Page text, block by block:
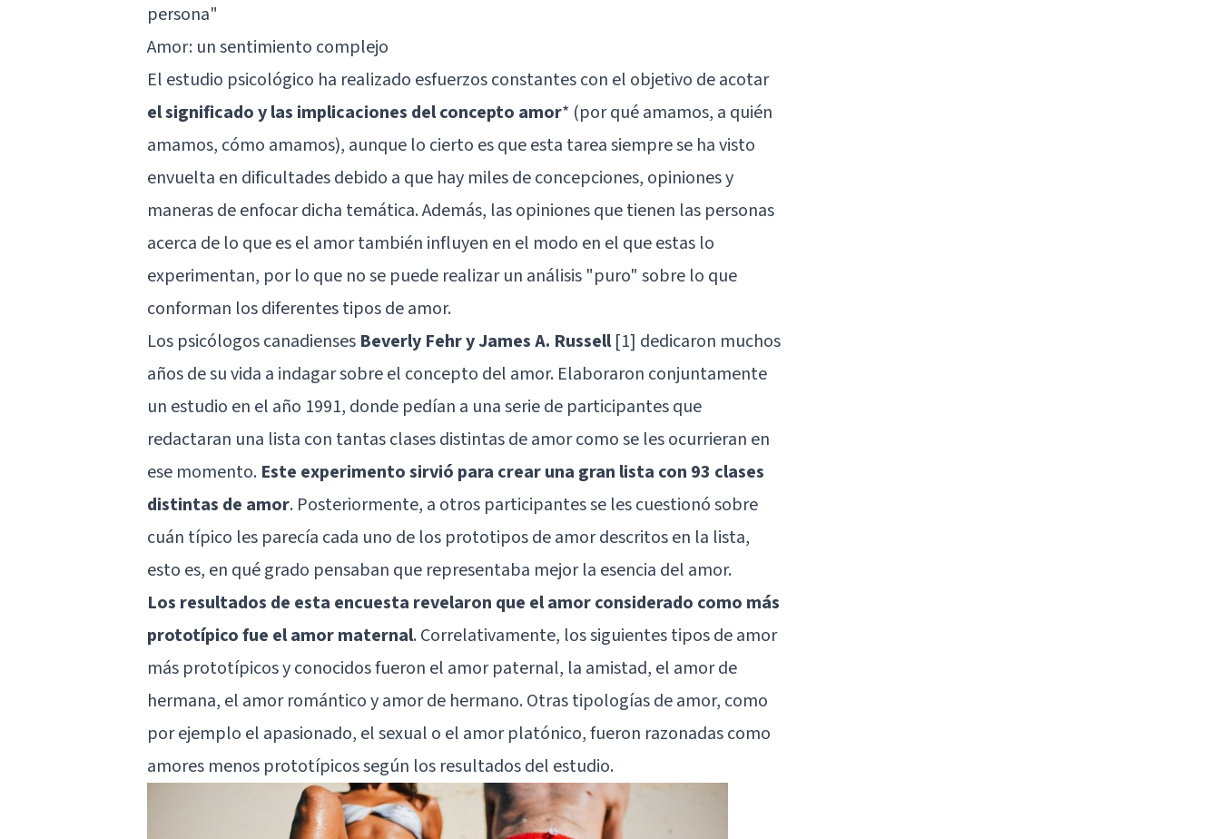
persona"
Amor: un sentimiento complejo
El estudio psicológico ha realizado esfuerzos constantes con el objetivo de acotar
el significado y las implicaciones del concepto amor* (por qué amamos, a quién
amamos, cómo amamos), aunque lo cierto es que esta tarea siempre se ha visto
envuelta en dificultades debido a que hay miles de concepciones, opiniones y
maneras de enfocar dicha temática. Además, las opiniones que tienen las personas
acerca de lo que es el amor también influyen en el modo en el que estas lo
experimentan, por lo que no se puede realizar un análisis "puro" sobre lo que
conforman los diferentes tipos de amor.
Los psicólogos canadienses Beverly Fehr y James A. Russell[1] dedicaron muchos
años de su vida a indagar sobre el concepto del amor. Elaboraron conjuntamente
un estudio en el año 1991, donde pedían a una serie de participantes que
redactaran una lista con tantas clases distintas de amor como se les ocurrieran en
ese momento. Este experimento sirvió para crear una gran lista con 93 clases
distintas de amor. Posteriormente, a otros participantes se les cuestionó sobre
cuán típico les parecía cada uno de los prototipos de amor descritos en la lista,
esto es, en qué grado pensaban que representaba mejor la esencia del amor.
Los resultados de esta encuesta revelaron que el amor considerado como más
prototípico fue el amor maternal. Correlativamente, los siguientes tipos de amor
más prototípicos y conocidos fueron el amor paternal, la amistad, el amor de
hermana, el amor romántico y amor de hermano. Otras tipologías de amor, como
por ejemplo el apasionado, el sexual o el amor platónico, fueron razonadas como
amores menos prototípicos según los resultados del estudio.